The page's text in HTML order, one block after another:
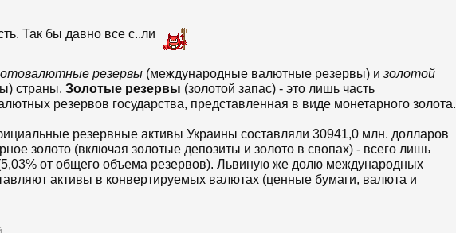
Так бы давно все с..ли
резервы (международные валютные резервы) и золотой
страны. Золотые резервы (золотой запас) - это лишь часть
резервов государства, представленная в виде монетарного золота.
резервные активы Украины составляли 30941,0 млн. долларов
золото (включая золотые депозиты и золото в свопах) - всего лишь
от общего объема резервов). Львиную же долю международных
активы в конвертируемых валютах (ценные бумаги, валюта и
резервов НБУ по данным МВФ за декабрь 2021 показана